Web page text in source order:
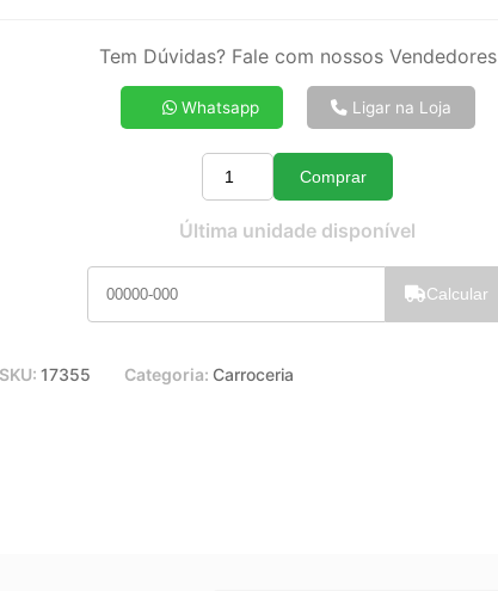
8x de R$ 6,51
10x de R$ 5,28
12x de R$ 4,46
Tem Dúvidas? Fale com nossos Vendedores
Whatsapp Ligar na Loja
Quantidade
Comprar
Última unidade disponível
Calcular
SKU: 17355 Categoria: Carroceria